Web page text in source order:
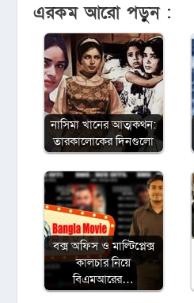
এরকম আরো পড়ুন :
নাসিমা খানের আত্মকথন:
তারকালোকের দিনগুলো
বক্স অফিস ও মাল্টিপ্লেক্স
কালচার নিয়ে
বিএমআরের…